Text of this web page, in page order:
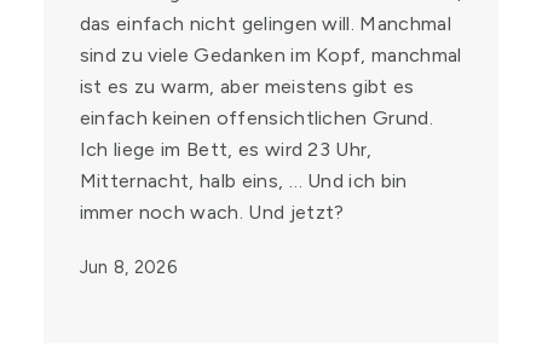
das einfach nicht gelingen will. Manchmal
sind zu viele Gedanken im Kopf, manchmal
ist es zu warm, aber meistens gibt es
einfach keinen offensichtlichen Grund.
Ich liege im Bett, es wird 23 Uhr,
Mitternacht, halb eins, … Und ich bin
immer noch wach. Und jetzt?
Jun 8, 2026